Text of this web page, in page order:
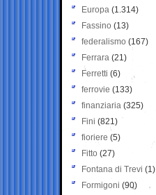
Europa (1.314)
Fassino (13)
federalismo (167)
Ferrara (21)
Ferretti (6)
ferrovie (133)
finanziaria (325)
Fini (821)
fioriere (5)
Fitto (27)
Fontana di Trevi (1)
Formigoni (90)